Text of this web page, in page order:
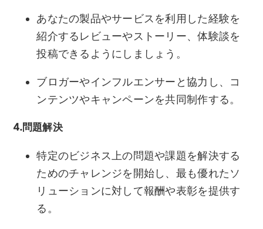
あなたの製品やサービスを利用した経験を
紹介するレビューやストーリー、体験談を
投稿できるようにしましょう。
ブロガーやインフルエンサーと協力し、コ
ンテンツやキャンペーンを共同制作する。
4.問題解決
特定のビジネス上の問題や課題を解決する
ためのチャレンジを開始し、最も優れたソ
リューションに対して報酬や表彰を提供す
る。